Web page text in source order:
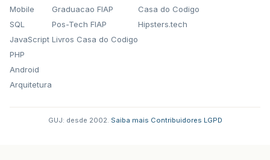
Mobile
SQL
JavaScript
PHP
Android
Arquitetura
Graduacao FIAP
Pos-Tech FIAP
Livros Casa do Codigo
Casa do Codigo
Hipsters.tech
GUJ: desde 2002. Saiba mais Contribuidores LGPD